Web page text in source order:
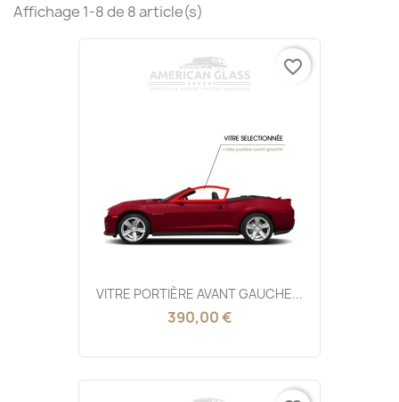
Affichage 1-8 de 8 article(s)
VITRE PORTIÈRE AVANT GAUCHE...
390,00 €
favorite_border